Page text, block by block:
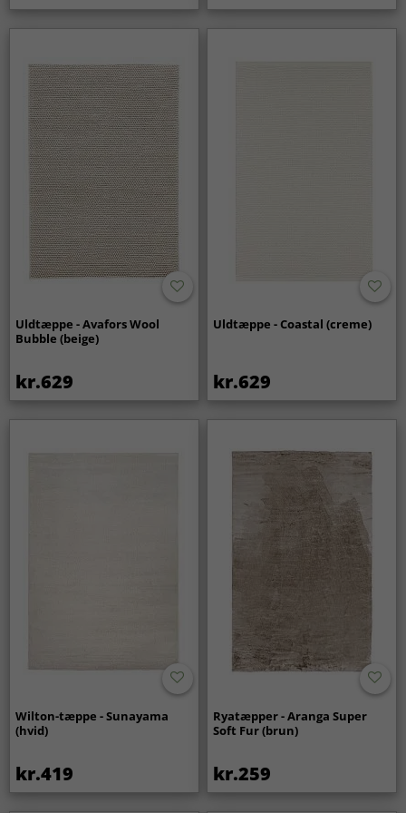
Uldtæppe - Avafors Wool
Bubble (beige)
kr.629
Uldtæppe - Coastal (creme)
kr.629
Wilton-tæppe - Sunayama
(hvid)
kr.419
Ryatæpper - Aranga Super
Soft Fur (brun)
kr.259